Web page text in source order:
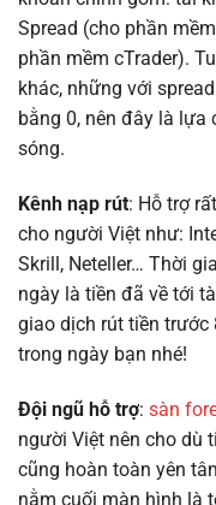
Spread (cho phần
phần mềm cTrader).
khác, những với
bằng 0, nên đây là
sóng.
Kênh nạp rút: Hỗ trợ
cho người Việt như:
Skrill, Neteller… Thời
ngày là tiền đã về tới
giao dịch rút tiền trước
trong ngày bạn nhé!
Đội ngũ hỗ trợ: sàn
người Việt nên cho dù
cũng hoàn toàn yên
nằm cuối màn hình là